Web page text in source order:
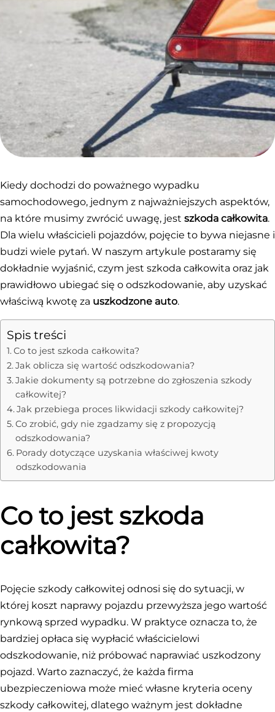
Kiedy dochodzi do poważnego wypadku
samochodowego, jednym z najważniejszych aspektów,
na które musimy zwrócić uwagę, jest szkoda całkowita.
Dla wielu właścicieli pojazdów, pojęcie to bywa niejasne i
budzi wiele pytań. W naszym artykule postaramy się
dokładnie wyjaśnić, czym jest szkoda całkowita oraz jak
prawidłowo ubiegać się o odszkodowanie, aby uzyskać
właściwą kwotę za uszkodzone auto.
Spis treści
Co to jest szkoda całkowita?
Jak oblicza się wartość odszkodowania?
Jakie dokumenty są potrzebne do zgłoszenia szkody
całkowitej?
Jak przebiega proces likwidacji szkody całkowitej?
Co zrobić, gdy nie zgadzamy się z propozycją
odszkodowania?
Porady dotyczące uzyskania właściwej kwoty
odszkodowania
Co to jest szkoda
całkowita?
Pojęcie szkody całkowitej odnosi się do sytuacji, w
której koszt naprawy pojazdu przewyższa jego wartość
rynkową sprzed wypadku. W praktyce oznacza to, że
bardziej opłaca się wypłacić właścicielowi
odszkodowanie, niż próbować naprawiać uszkodzony
pojazd. Warto zaznaczyć, że każda firma
ubezpieczeniowa może mieć własne kryteria oceny
szkody całkowitej, dlatego ważnym jest dokładne